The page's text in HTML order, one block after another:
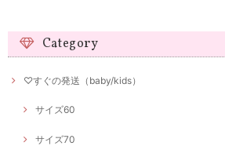
Category
♡すぐの発送（baby/kids）
サイズ60
サイズ70